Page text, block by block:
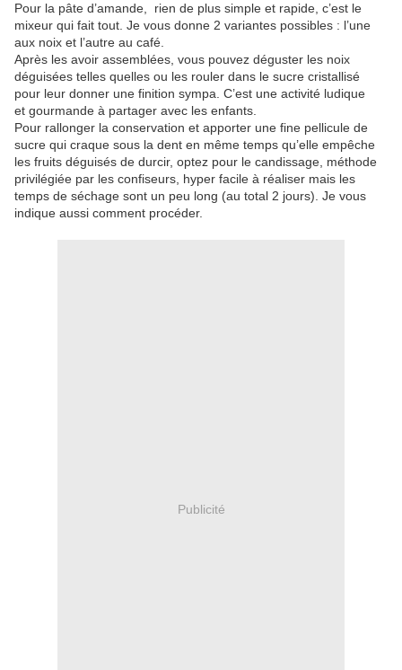
Pour la pâte d’amande, rien de plus simple et rapide, c’est le
mixeur qui fait tout. Je vous donne 2 variantes possibles : l’une
aux noix et l’autre au café.
Après les avoir assemblées, vous pouvez déguster les noix
déguisées telles quelles ou les rouler dans le sucre cristallisé
pour leur donner une finition sympa. C’est une activité ludique
et gourmande à partager avec les enfants.
Pour rallonger la conservation et apporter une fine pellicule de
sucre qui craque sous la dent en même temps qu’elle empêche
les fruits déguisés de durcir, optez pour le candissage, méthode
privilégiée par les confiseurs, hyper facile à réaliser mais les
temps de séchage sont un peu long (au total 2 jours). Je vous
indique aussi comment procéder.
Publicité